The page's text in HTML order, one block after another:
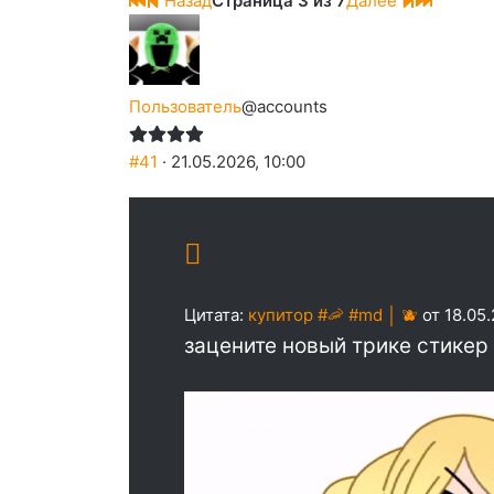
Пользователь@accounts
#41 · 21.05.2026, 10:00
Цитата: купитор #🦐 #md │ 🫐 от
зацените новый трике